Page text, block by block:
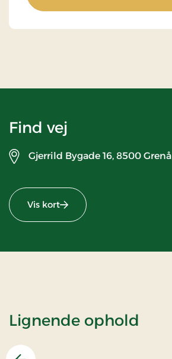
Find vej
Gjerrild Bygade 16, 8500 Grenå
Vis kort
Lignende ophold